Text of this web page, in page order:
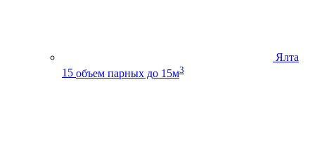
Ялта
15 объем парных до 15м3